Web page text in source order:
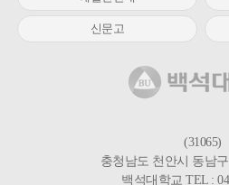
신문고
(31065)
충청남도 천안시 동남
백석대학교 TEL :